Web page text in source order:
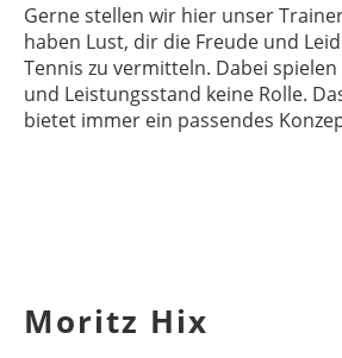
Gerne stellen wir hier unser
haben Lust, dir die Freude und
Tennis zu vermitteln. Dabei
und Leistungsstand keine Rolle.
bietet immer ein passendes
Moritz Hix